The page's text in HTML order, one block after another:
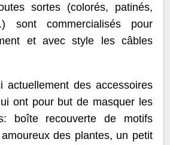
sortes (colorés, patinés,
sont commercialisés pour
et avec style les câbles
des accessoires
ont pour but de masquer les
boîte recouverte de motifs
des plantes, un petit